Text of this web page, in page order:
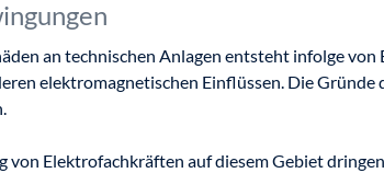
an technischen Anlagen entsteht infolge von
elektromagnetischen Einflüssen. Die Gründe
von Elektrofachkräften auf diesem Gebiet